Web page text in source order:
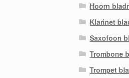
Hoorn
Klarinet
Saxofoon
Trombone
Trompet